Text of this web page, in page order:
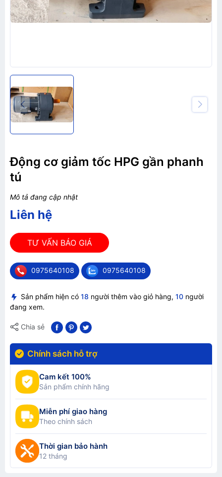
Động cơ giảm tốc HPG gần phanh
tú
Mô tả đang cập nhật
Liên hệ
TƯ VẤN BÁO GIÁ
0975640108 0975640108
Sản phẩm hiện có 18 người thêm vào giỏ hàng, 10 người
đang xem.
Chia sẻ
Chính sách hỗ trợ
Cam kết 100%
Sản phẩm chính hãng
Miễn phí giao hàng
Theo chính sách
Thời gian bảo hành
12 tháng